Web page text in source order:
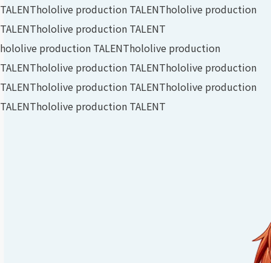
TALENThololive production TALENThololive production
TALENThololive production TALENT
hololive production TALENThololive production
TALENThololive production TALENThololive production
TALENThololive production TALENThololive production
TALENThololive production TALENT